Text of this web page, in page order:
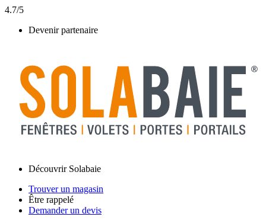
4.7/5
Devenir partenaire
Découvrir Solabaie
Trouver un magasin
Être rappelé
Demander un devis